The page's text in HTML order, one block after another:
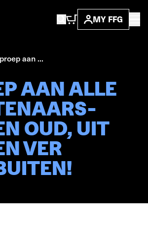
MY FFG
aan ...
AAN ALLE
OUD, UIT
VER